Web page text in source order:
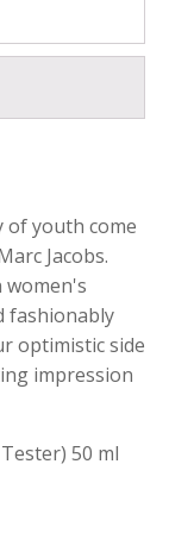
of youth come
Jacobs.
women's
fashionably
optimistic side
impression
50 ml